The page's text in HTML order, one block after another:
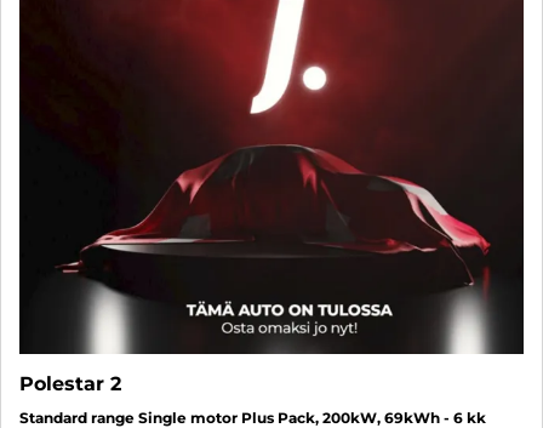
Polestar 2
Standard range Single motor Plus Pack, 200kW, 69kWh - 6 kk